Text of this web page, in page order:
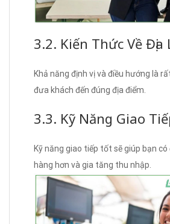
3.2. Kiến Thức Về Địa
Khả năng định vị và điều hướng là
đưa khách đến đúng địa điểm.
3.3. Kỹ Năng Giao
Kỹ năng giao tiếp tốt sẽ giúp bạn
hàng hơn và gia tăng thu nhập.